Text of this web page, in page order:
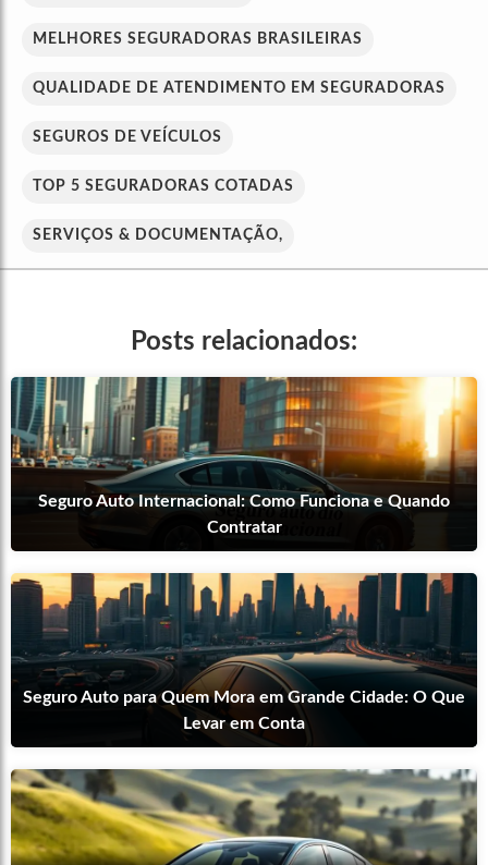
MELHORES SEGURADORAS BRASILEIRAS
QUALIDADE DE ATENDIMENTO EM SEGURADORAS
SEGUROS DE VEÍCULOS
TOP 5 SEGURADORAS COTADAS
SERVIÇOS & DOCUMENTAÇÃO,
Posts relacionados:
Seguro Auto Internacional: Como Funciona e Quando
Contratar
Seguro Auto para Quem Mora em Grande Cidade: O Que
Levar em Conta